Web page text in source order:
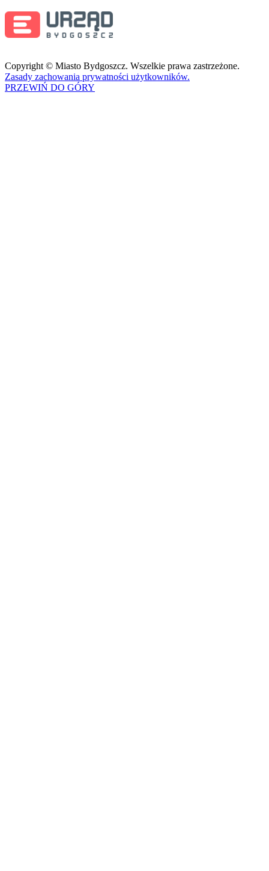
Copyright © Miasto Bydgoszcz. Wszelkie prawa zastrzeżone.
Zasady zachowania prywatności użytkowników.
PRZEWIŃ DO GÓRY